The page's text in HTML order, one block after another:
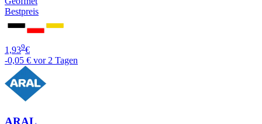
Bestpreis
1,939€
-0,05 € vor 2 Tagen
ARAL